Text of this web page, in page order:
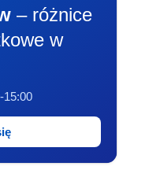
– różnice
w
15:00